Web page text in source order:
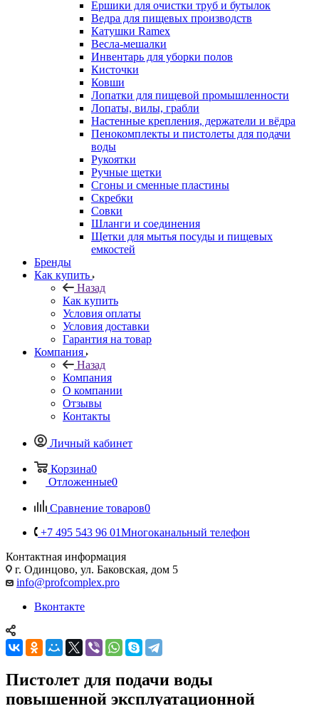
Ершики для очистки труб и бутылок
Ведра для пищевых производств
Катушки Ramex
Весла-мешалки
Инвентарь для уборки полов
Кисточки
Ковши
Лопатки для пищевой промышленности
Лопаты, вилы, грабли
Настенные крепления, держатели и вёдра
Пенокомплекты и пистолеты для подачи
воды
Рукоятки
Ручные щетки
Сгоны и сменные пластины
Скребки
Совки
Шланги и соединения
Щетки для мытья посуды и пищевых
емкостей
Бренды
Как купить
Назад
Как купить
Условия оплаты
Условия доставки
Гарантия на товар
Компания
Назад
Компания
О компании
Отзывы
Контакты
Личный кабинет
Корзина0
Отложенные0
Сравнение товаров0
+7 495 543 96 01Многоканальный телефон
Контактная информация
г. Одинцово, ул. Баковская, дом 5
info@profcomplex.pro
Вконтакте
Пистолет для подачи воды
повышенной эксплуатационной